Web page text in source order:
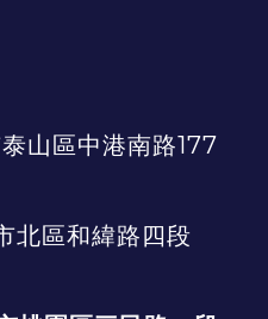
山區中港南路177
北區和緯路四段